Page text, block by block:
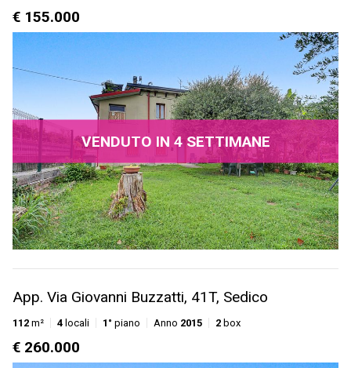
€ 155.000
VENDUTO IN 4 SETTIMANE
App. Via Giovanni Buzzatti, 41T, Sedico
112 m² 4 locali 1° piano Anno 2015 2 box
€ 260.000